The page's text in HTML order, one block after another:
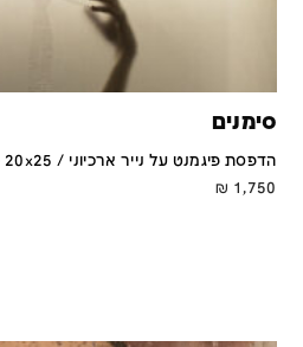
סימנים
הדפסת פיגמנט על נייר ארכיוני / 20x25 ס''מ
1,750
₪